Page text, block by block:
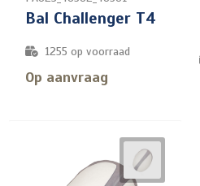
Bal Challenger T4
1255 op voorraad
Op aanvraag